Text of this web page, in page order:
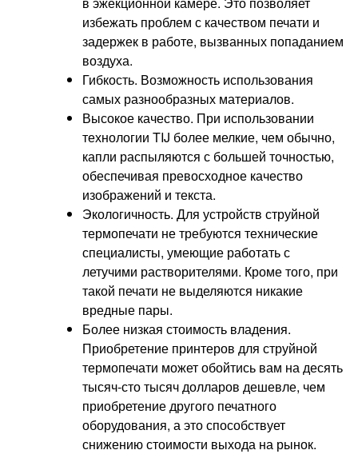
избежать проблем с качеством печати и
задержек в работе, вызванных попаданием
воздуха.
Гибкость. Возможность использования
самых разнообразных материалов.
Высокое качество. При использовании
технологии TIJ более мелкие, чем обычно,
капли распыляются с большей точностью,
обеспечивая превосходное качество
изображений и текста.
Экологичность. Для устройств струйной
термопечати не требуются технические
специалисты, умеющие работать с
летучими растворителями. Кроме того, при
такой печати не выделяются никакие
вредные пары.
Более низкая стоимость владения.
Приобретение принтеров для струйной
термопечати может обойтись вам на десять
тысяч-сто тысяч долларов дешевле, чем
приобретение другого печатного
оборудования, а это способствует
снижению стоимости выхода на рынок.